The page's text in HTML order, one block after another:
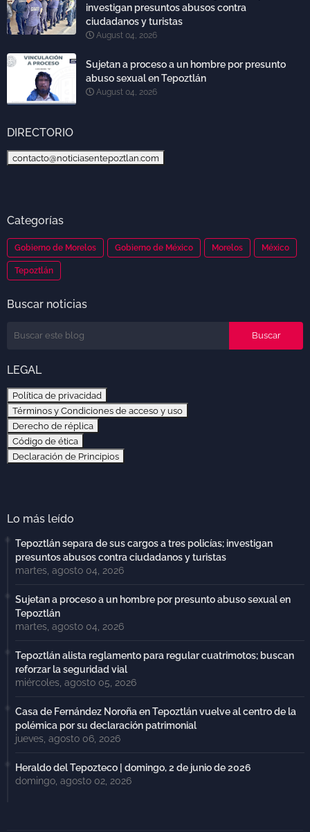
investigan presuntos abusos contra
ciudadanos y turistas
August 04, 2026
Sujetan a proceso a un hombre por presunto
abuso sexual en Tepoztlán
August 04, 2026
DIRECTORIO
contacto@noticiasentepoztlan.com
Categorías
Gobierno de Morelos Gobierno de México Morelos México
Tepoztlán
Buscar noticias
LEGAL
Política de privacidad
Términos y Condiciones de acceso y uso
Derecho de réplica
Código de ética
Declaración de Principios
Lo más leído
Tepoztlán separa de sus cargos a tres policías; investigan
presuntos abusos contra ciudadanos y turistas
martes, agosto 04, 2026
Sujetan a proceso a un hombre por presunto abuso sexual en
Tepoztlán
martes, agosto 04, 2026
Tepoztlán alista reglamento para regular cuatrimotos; buscan
reforzar la seguridad vial
miércoles, agosto 05, 2026
Casa de Fernández Noroña en Tepoztlán vuelve al centro de la
polémica por su declaración patrimonial
jueves, agosto 06, 2026
Heraldo del Tepozteco | domingo, 2 de junio de 2026
domingo, agosto 02, 2026